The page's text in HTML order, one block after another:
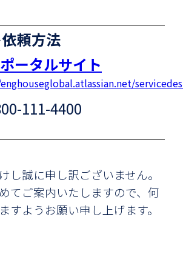
頼方法
ータルサイト
111-4400
し誠に申し訳ございません。
てご案内いたしますので、何
すようお願い申し上げます。